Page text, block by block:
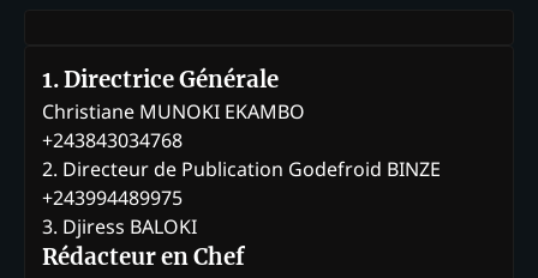
1. Directrice Générale
Christiane MUNOKI EKAMBO
+243843034768
2. Directeur de Publication Godefroid BINZE
+243994489975
3. Djiress BALOKI
Rédacteur en Chef